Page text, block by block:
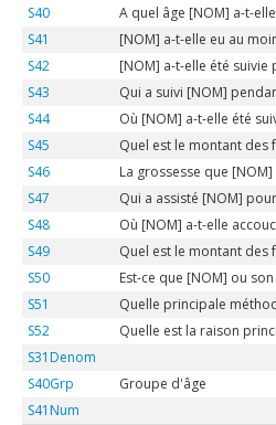
S40
A quel âge [NOM] a-t-
S41
[NOM] a-t-elle eu au
S42
[NOM] a-t-elle été suivie
S43
Qui a suivi [NOM]
S44
Où [NOM] a-t-elle été
S45
Quel est le montant des
S46
La grossesse que
S47
Qui a assisté [NOM]
S48
Où [NOM] a-t-elle
S49
Quel est le montant
S50
Est-ce que [NOM] ou
S51
Quelle principale
S52
Quelle est la raison
S31Denom
S40Grp
Groupe d'âge
S41Num